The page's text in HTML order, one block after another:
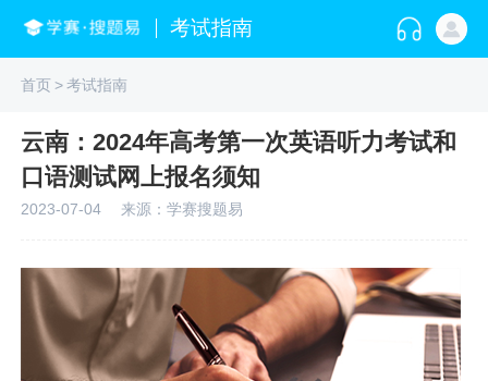
考试指南
首页>考试指南
云南：2024年高考第一次英语听力考试和
口语测试网上报名须知
2023-07-04 来源：学赛搜题易